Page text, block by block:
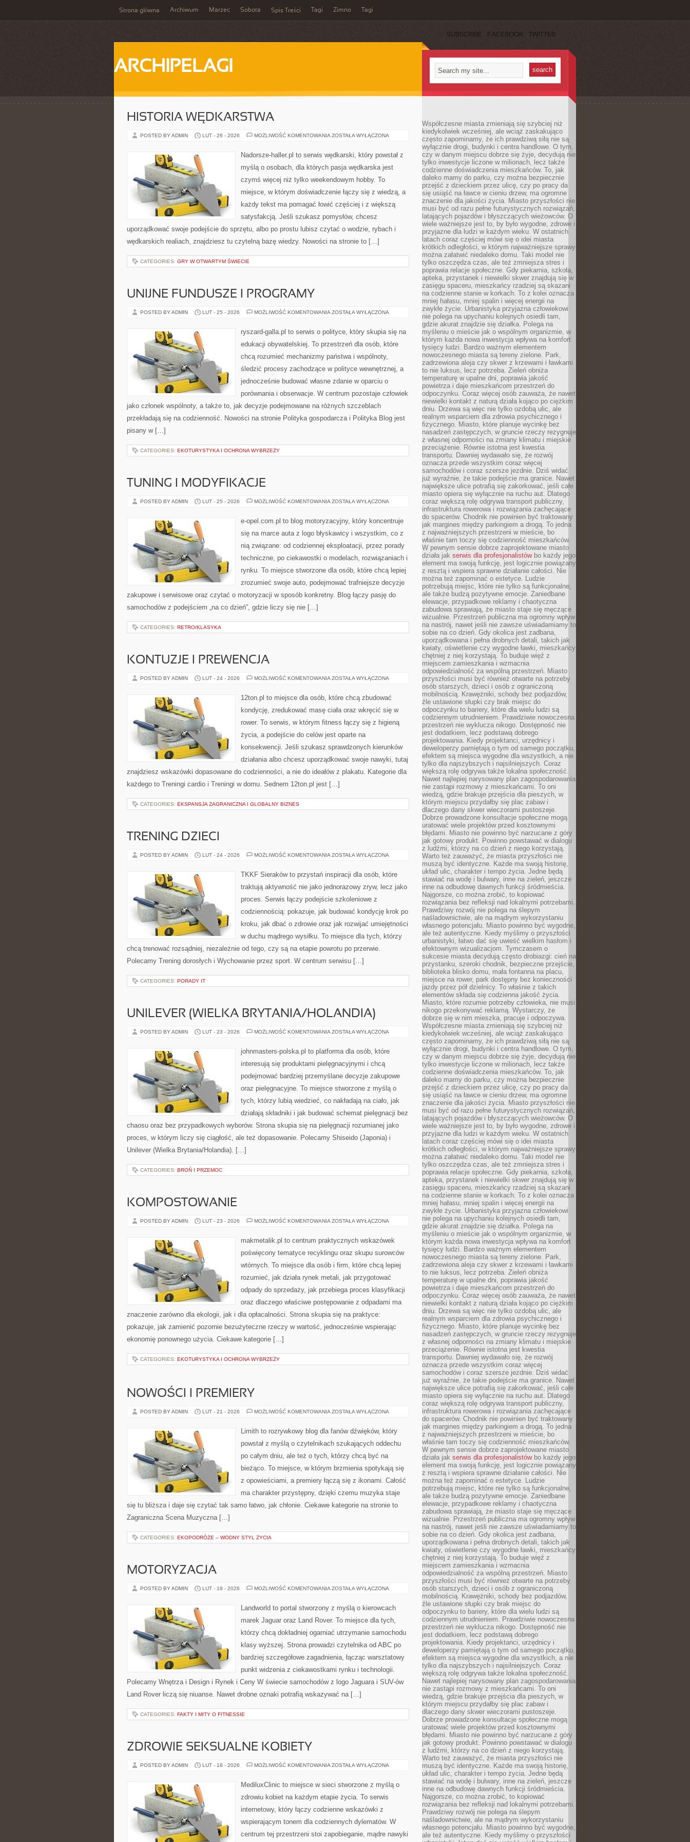
Strona główna Archiwum Marzec Sobota Spis Treści Tagi Zimno Tagi
SUBSCRIBE FACEBOOK TWITTER
ARCHIPELAGI
HISTORIA WĘDKARSTWA
POSTED BY ADMIN LUT - 26 - 2026 MOŻLIWOŚĆ KOMENTOWANIA HISTORIA
ZOSTAŁA WYŁĄCZONA
Nadorsze-haller.pl to serwis wędkarski, który powstał z
myślą o osobach, dla których pasja wędkarska jest
czymś więcej niż tylko weekendowym hobby. To
miejsce, w którym doświadczenie łączy się z wiedzą, a
każdy tekst ma pomagać łowić częściej i z większą
satysfakcją. Jeśli szukasz pomysłów, chcesz
uporządkować swoje podejście do sprzętu, albo po prostu lubisz czytać o wodzie, rybach i
wędkarskich realiach, znajdziesz tu czytelną bazę wiedzy. Nowości na stronie to […]
CATEGORIES: GRY W OTWARTYM ŚWIECIE
UNIJNE FUNDUSZE I PROGRAMY
POSTED BY ADMIN LUT - 25 - 2026 MOŻLIWOŚĆ KOMENTOWANIA UNIJNE
PROGRAMY
ZOSTAŁA WYŁĄCZONA
ryszard-galla.pl to serwis o polityce, który skupia się na
edukacji obywatelskiej. To przestrzeń dla osób, które
chcą rozumieć mechanizmy państwa i wspólnoty,
śledzić procesy zachodzące w polityce wewnętrznej, a
jednocześnie budować własne zdanie w oparciu o
porównania i obserwacje. W centrum pozostaje człowiek
jako członek wspólnoty, a także to, jak decyzje podejmowane na różnych szczeblach
przekładają się na codzienność. Nowości na stronie Polityka gospodarcza i Polityka Blog jest
pisany w […]
CATEGORIES: EKOTURYSTYKA I OCHRONA WYBRZEŻY
TUNING I MODYFIKACJE
POSTED BY ADMIN LUT - 25 - 2026 MOŻLIWOŚĆ KOMENTOWANIA TUNING
ZOSTAŁA WYŁĄCZONA
e-opel.com.pl to blog motoryzacyjny, który koncentruje
się na marce auta z logo błyskawicy i wszystkim, co z
nią związane: od codziennej eksploatacji, przez porady
techniczne, po ciekawostki o modelach, rozwiązaniach i
rynku. To miejsce stworzone dla osób, które chcą lepiej
zrozumieć swoje auto, podejmować trafniejsze decyzje
zakupowe i serwisowe oraz czytać o motoryzacji w sposób konkretny. Blog łączy pasję do
samochodów z podejściem „na co dzień”, gdzie liczy się nie […]
CATEGORIES: RETRO/KLASYKA
KONTUZJE I PREWENCJA
POSTED BY ADMIN LUT - 24 - 2026 MOŻLIWOŚĆ KOMENTOWANIA KONTUZJE
ZOSTAŁA WYŁĄCZONA
12ton.pl to miejsce dla osób, które chcą zbudować
kondycję, zredukować masę ciała oraz wkręcić się w
rower. To serwis, w którym fitness łączy się z higieną
życia, a podejście do celów jest oparte na
konsekwencji. Jeśli szukasz sprawdzonych kierunków
działania albo chcesz uporządkować swoje nawyki, tutaj
znajdziesz wskazówki dopasowane do codzienności, a nie do ideałów z plakatu. Kategorie dla
każdego to Treningi cardio i Treningi w domu. Sednem 12ton.pl jest […]
CATEGORIES: EKSPANSJA ZAGRANICZNA I GLOBALNY BIZNES
TRENING DZIECI
POSTED BY ADMIN LUT - 24 - 2026 MOŻLIWOŚĆ KOMENTOWANIA TRENING
ZOSTAŁA WYŁĄCZONA
TKKF Sieraków to przystań inspiracji dla osób, które
traktują aktywność nie jako jednorazowy zryw, lecz jako
proces. Serwis łączy podejście szkoleniowe z
codziennością: pokazuje, jak budować kondycję krok po
kroku, jak dbać o zdrowie oraz jak rozwijać umiejętności
w duchu mądrego wysiłku. To miejsce dla tych, którzy
chcą trenować rozsądniej, niezależnie od tego, czy są na etapie powrotu po przerwie.
Polecamy Trening dorosłych i Wychowanie przez sport. W centrum serwisu […]
CATEGORIES: PORADY IT
UNILEVER (WIELKA BRYTANIA/HOLANDIA)
POSTED BY ADMIN LUT - 23 - 2026 MOŻLIWOŚĆ KOMENTOWANIA UNILEVER
ZOSTAŁA WYŁĄCZONA
johnmasters-polska.pl to platforma dla osób, które
interesują się produktami pielęgnacyjnymi i chcą
podejmować bardziej przemyślane decyzje zakupowe
oraz pielęgnacyjne. To miejsce stworzone z myślą o
tych, którzy lubią wiedzieć, co nakładają na ciało, jak
działają składniki i jak budować schemat pielęgnacji bez
chaosu oraz bez przypadkowych wyborów. Strona skupia się na pielęgnacji rozumianej jako
proces, w którym liczy się ciągłość, ale też dopasowanie. Polecamy Shiseido (Japonia) i
Unilever (Wielka Brytania/Holandia). […]
CATEGORIES: BROŃ I PRZEMOC
KOMPOSTOWANIE
POSTED BY ADMIN LUT - 23 - 2026 MOŻLIWOŚĆ KOMENTOWANIA KOMPOSTOWANIE
ZOSTAŁA WYŁĄCZONA
makmetalik.pl to centrum praktycznych wskazówek
poświęcony tematyce recyklingu oraz skupu surowców
wtórnych. To miejsce dla osób i firm, które chcą lepiej
rozumieć, jak działa rynek metali, jak przygotować
odpady do sprzedaży, jak przebiega proces klasyfikacji
oraz dlaczego właściwe postępowanie z odpadami ma
znaczenie zarówno dla ekologii, jak i dla opłacalności. Strona skupia się na praktyce:
pokazuje, jak zamienić pozornie bezużyteczne rzeczy w wartość, jednocześnie wspierając
ekonomię ponownego użycia. Ciekawe kategorie […]
CATEGORIES: EKOTURYSTYKA I OCHRONA WYBRZEŻY
NOWOŚCI I PREMIERY
POSTED BY ADMIN LUT - 21 - 2026 MOŻLIWOŚĆ KOMENTOWANIA NOWOŚCI
ZOSTAŁA WYŁĄCZONA
Limith to rozrywkowy blog dla fanów dźwięków, który
powstał z myślą o czytelnikach szukających oddechu
po całym dniu, ale też o tych, którzy chcą być na
bieżąco. To miejsce, w którym brzmienia spotykają się
z opowieściami, a premiery łączą się z ikonami. Całość
ma charakter przystępny, dzięki czemu muzyka staje
się tu bliższa i daje się czytać tak samo łatwo, jak chłonie. Ciekawe kategorie na stronie to
Zagraniczna Scena Muzyczna […]
CATEGORIES: EKOPODRÓŻE – WODNY STYL ŻYCIA
MOTORYZACJA
POSTED BY ADMIN LUT - 19 - 2026 MOŻLIWOŚĆ KOMENTOWANIA MOTORYZACJA
ZOSTAŁA WYŁĄCZONA
Landworld to portal stworzony z myślą o kierowcach
marek Jaguar oraz Land Rover. To miejsce dla tych,
którzy chcą dokładniej ogarniać utrzymanie samochodu
klasy wyższej. Strona prowadzi czytelnika od ABC po
bardziej szczegółowe zagadnienia, łącząc warsztatowy
punkt widzenia z ciekawostkami rynku i technologii.
Polecamy Wnętrza i Design i Rynek i Ceny W świecie samochodów z logo Jaguara i SUV-ów
Land Rover liczą się niuanse. Nawet drobne oznaki potrafią wskazywać na […]
CATEGORIES: FAKTY I MITY O FITNESSIE
ZDROWIE SEKSUALNE KOBIETY
POSTED BY ADMIN LUT - 18 - 2026 MOŻLIWOŚĆ KOMENTOWANIA ZDROWIE
ZOSTAŁA WYŁĄCZONA
MediluxClinic to miejsce w sieci stworzone z myślą o
zdrowiu kobiet na każdym etapie życia. To serwis
internetowy, który łączy codzienne wskazówki z
wspierającym tonem dla codziennych dylematów. W
centrum tej przestrzeni stoi zapobieganie, mądre nawyki
Współczesne miasta zmieniają się szybciej niż
kiedykolwiek wcześniej, ale wciąż zaskakująco
często zapominamy, że ich prawdziwą siłą nie są
wyłącznie drogi, budynki i centra handlowe. O tym,
czy w danym miejscu dobrze się żyje, decydują nie
tylko inwestycje liczone w milionach, lecz także
codzienne doświadczenia mieszkańców. To, jak
daleko mamy do parku, czy można bezpiecznie
przejść z dzieckiem przez ulicę, czy po pracy da
się usiąść na ławce w cieniu drzew, ma ogromne
znaczenie dla jakości życia. Miasto przyszłości nie
musi być od razu pełne futurystycznych rozwiązań,
latających pojazdów i błyszczących wieżowców. O
wiele ważniejsze jest to, by było wygodne, zdrowe i
przyjazne dla ludzi w każdym wieku. W ostatnich
latach coraz częściej mówi się o idei miasta
krótkich odległości, w którym najważniejsze sprawy
można załatwić niedaleko domu. Taki model nie
tylko oszczędza czas, ale też zmniejsza stres i
poprawia relacje społeczne. Gdy piekarnia, szkoła,
apteka, przystanek i niewielki skwer znajdują się w
zasięgu spaceru, mieszkańcy rzadziej są skazani
na codzienne stanie w korkach. To z kolei oznacza
mniej hałasu, mniej spalin i więcej energii na
zwykłe życie. Urbanistyka przyjazna człowiekowi
nie polega na upychaniu kolejnych osiedli tam,
gdzie akurat znajdzie się działka. Polega na
myśleniu o mieście jak o wspólnym organizmie, w
którym każda nowa inwestycja wpływa na komfort
tysięcy ludzi. Bardzo ważnym elementem
nowoczesnego miasta są tereny zielone. Park,
zadrzewiona aleja czy skwer z krzewami i ławkami
to nie luksus, lecz potrzeba. Zieleń obniża
temperaturę w upalne dni, poprawia jakość
powietrza i daje mieszkańcom przestrzeń do
odpoczynku. Coraz więcej osób zauważa, że nawet
niewielki kontakt z naturą działa kojąco po ciężkim
dniu. Drzewa są więc nie tylko ozdobą ulic, ale
realnym wsparciem dla zdrowia psychicznego i
fizycznego. Miasto, które planuje wycinkę bez
nasadzeń zastępczych, w gruncie rzeczy rezygnuje
z własnej odporności na zmiany klimatu i miejskie
przeciążenie. Równie istotna jest kwestia
transportu. Dawniej wydawało się, że rozwój
oznacza przede wszystkim coraz więcej
samochodów i coraz szersze jezdnie. Dziś widać
już wyraźnie, że takie podejście ma granice. Nawet
największe ulice potrafią się zakorkować, jeśli całe
miasto opiera się wyłącznie na ruchu aut. Dlatego
coraz większą rolę odgrywa transport publiczny,
infrastruktura rowerowa i rozwiązania zachęcające
do spacerów. Chodnik nie powinien być traktowany
jak margines między parkingiem a drogą. To jedna
z najważniejszych przestrzeni w mieście, bo
właśnie tam toczy się codzienność mieszkańców.
W pewnym sensie dobrze zaprojektowane miasto
działa jak serwis dla profesjonalistówbo każdy jego
element ma swoją funkcję, jest logicznie powiązany
z resztą i wspiera sprawne działanie całości. Nie
można też zapominać o estetyce. Ludzie
potrzebują miejsc, które nie tylko są funkcjonalne,
ale także budzą pozytywne emocje. Zaniedbane
elewacje, przypadkowe reklamy i chaotyczna
zabudowa sprawiają, że miasto staje się męczące
wizualnie. Przestrzeń publiczna ma ogromny wpływ
na nastrój, nawet jeśli nie zawsze uświadamiamy to
sobie na co dzień. Gdy okolica jest zadbana,
uporządkowana i pełna drobnych detali, takich jak
kwiaty, oświetlenie czy wygodne ławki, mieszkańcy
chętniej z niej korzystają. To buduje więź z
miejscem zamieszkania i wzmacnia
odpowiedzialność za wspólną przestrzeń. Miasto
przyszłości musi być również otwarte na potrzeby
osób starszych, dzieci i osób z ograniczoną
mobilnością. Krawężniki, schody bez podjazdów,
źle ustawione słupki czy brak miejsc do
odpoczynku to bariery, które dla wielu ludzi są
codziennym utrudnieniem. Prawdziwie nowoczesna
przestrzeń nie wyklucza nikogo. Dostępność nie
jest dodatkiem, lecz podstawą dobrego
projektowania. Kiedy projektanci, urzędnicy i
deweloperzy pamiętają o tym od samego początku,
efektem są miejsca wygodne dla wszystkich, a nie
tylko dla najszybszych i najsilniejszych. Coraz
większą rolę odgrywa także lokalna społeczność.
Nawet najlepiej narysowany plan zagospodarowania
nie zastąpi rozmowy z mieszkańcami. To oni
wiedzą, gdzie brakuje przejścia dla pieszych, w
którym miejscu przydałby się plac zabaw i
dlaczego dany skwer wieczorami pustoszeje.
Dobrze prowadzone konsultacje społeczne mogą
uratować wiele projektów przed kosztownymi
błędami. Miasto nie powinno być narzucane z góry
jak gotowy produkt. Powinno powstawać w dialogu
z ludźmi, którzy na co dzień z niego korzystają.
Warto też zauważyć, że miasta przyszłości nie
muszą być identyczne. Każde ma swoją historię,
układ ulic, charakter i tempo życia. Jedne będą
stawiać na wodę i bulwary, inne na zieleń, jeszcze
inne na odbudowę dawnych funkcji śródmieścia.
Najgorsze, co można zrobić, to kopiować
rozwiązania bez refleksji nad lokalnymi potrzebami.
Prawdziwy rozwój nie polega na ślepym
naśladownictwie, ale na mądrym wykorzystaniu
własnego potencjału. Miasto powinno być wygodne,
ale też autentyczne. Kiedy myślimy o przyszłości
urbanistyki, łatwo dać się uwieść wielkim hasłom i
efektownym wizualizacjom. Tymczasem o
sukcesie miasta decydują często drobiazgi: cień na
przystanku, szeroki chodnik, bezpieczne przejście,
biblioteka blisko domu, mała fontanna na placu,
miejsce na rower, park dostępny bez konieczności
jazdy przez pół dzielnicy. To właśnie z takich
elementów składa się codzienna jakość życia.
Miasto, które rozumie potrzeby człowieka, nie musi
nikogo przekonywać reklamą. Wystarczy, że
dobrze się w nim mieszka, pracuje i odpoczywa.
Współczesne miasta zmieniają się szybciej niż
kiedykolwiek wcześniej, ale wciąż zaskakująco
często zapominamy, że ich prawdziwą siłą nie są
wyłącznie drogi, budynki i centra handlowe. O tym,
czy w danym miejscu dobrze się żyje, decydują nie
tylko inwestycje liczone w milionach, lecz także
codzienne doświadczenia mieszkańców. To, jak
daleko mamy do parku, czy można bezpiecznie
przejść z dzieckiem przez ulicę, czy po pracy da
się usiąść na ławce w cieniu drzew, ma ogromne
znaczenie dla jakości życia. Miasto przyszłości nie
musi być od razu pełne futurystycznych rozwiązań,
latających pojazdów i błyszczących wieżowców. O
wiele ważniejsze jest to, by było wygodne, zdrowe i
przyjazne dla ludzi w każdym wieku. W ostatnich
latach coraz częściej mówi się o idei miasta
krótkich odległości, w którym najważniejsze sprawy
można załatwić niedaleko domu. Taki model nie
tylko oszczędza czas, ale też zmniejsza stres i
poprawia relacje społeczne. Gdy piekarnia, szkoła,
apteka, przystanek i niewielki skwer znajdują się w
zasięgu spaceru, mieszkańcy rzadziej są skazani
na codzienne stanie w korkach. To z kolei oznacza
mniej hałasu, mniej spalin i więcej energii na
zwykłe życie. Urbanistyka przyjazna człowiekowi
nie polega na upychaniu kolejnych osiedli tam,
gdzie akurat znajdzie się działka. Polega na
myśleniu o mieście jak o wspólnym organizmie, w
którym każda nowa inwestycja wpływa na komfort
tysięcy ludzi. Bardzo ważnym elementem
nowoczesnego miasta są tereny zielone. Park,
zadrzewiona aleja czy skwer z krzewami i ławkami
to nie luksus, lecz potrzeba. Zieleń obniża
temperaturę w upalne dni, poprawia jakość
powietrza i daje mieszkańcom przestrzeń do
odpoczynku. Coraz więcej osób zauważa, że nawet
niewielki kontakt z naturą działa kojąco po ciężkim
dniu. Drzewa są więc nie tylko ozdobą ulic, ale
realnym wsparciem dla zdrowia psychicznego i
fizycznego. Miasto, które planuje wycinkę bez
nasadzeń zastępczych, w gruncie rzeczy rezygnuje
z własnej odporności na zmiany klimatu i miejskie
przeciążenie. Równie istotna jest kwestia
transportu. Dawniej wydawało się, że rozwój
oznacza przede wszystkim coraz więcej
samochodów i coraz szersze jezdnie. Dziś widać
już wyraźnie, że takie podejście ma granice. Nawet
największe ulice potrafią się zakorkować, jeśli całe
miasto opiera się wyłącznie na ruchu aut. Dlatego
coraz większą rolę odgrywa transport publiczny,
infrastruktura rowerowa i rozwiązania zachęcające
do spacerów. Chodnik nie powinien być traktowany
jak margines między parkingiem a drogą. To jedna
z najważniejszych przestrzeni w mieście, bo
właśnie tam toczy się codzienność mieszkańców.
W pewnym sensie dobrze zaprojektowane miasto
działa jak serwis dla profesjonalistówbo każdy jego
element ma swoją funkcję, jest logicznie powiązany
z resztą i wspiera sprawne działanie całości. Nie
można też zapominać o estetyce. Ludzie
potrzebują miejsc, które nie tylko są funkcjonalne,
ale także budzą pozytywne emocje. Zaniedbane
elewacje, przypadkowe reklamy i chaotyczna
zabudowa sprawiają, że miasto staje się męczące
wizualnie. Przestrzeń publiczna ma ogromny wpływ
na nastrój, nawet jeśli nie zawsze uświadamiamy to
sobie na co dzień. Gdy okolica jest zadbana,
uporządkowana i pełna drobnych detali, takich jak
kwiaty, oświetlenie czy wygodne ławki, mieszkańcy
chętniej z niej korzystają. To buduje więź z
miejscem zamieszkania i wzmacnia
odpowiedzialność za wspólną przestrzeń. Miasto
przyszłości musi być również otwarte na potrzeby
osób starszych, dzieci i osób z ograniczoną
mobilnością. Krawężniki, schody bez podjazdów,
źle ustawione słupki czy brak miejsc do
odpoczynku to bariery, które dla wielu ludzi są
codziennym utrudnieniem. Prawdziwie nowoczesna
przestrzeń nie wyklucza nikogo. Dostępność nie
jest dodatkiem, lecz podstawą dobrego
projektowania. Kiedy projektanci, urzędnicy i
deweloperzy pamiętają o tym od samego początku,
efektem są miejsca wygodne dla wszystkich, a nie
tylko dla najszybszych i najsilniejszych. Coraz
większą rolę odgrywa także lokalna społeczność.
Nawet najlepiej narysowany plan zagospodarowania
nie zastąpi rozmowy z mieszkańcami. To oni
wiedzą, gdzie brakuje przejścia dla pieszych, w
którym miejscu przydałby się plac zabaw i
dlaczego dany skwer wieczorami pustoszeje.
Dobrze prowadzone konsultacje społeczne mogą
uratować wiele projektów przed kosztownymi
błędami. Miasto nie powinno być narzucane z góry
jak gotowy produkt. Powinno powstawać w dialogu
z ludźmi, którzy na co dzień z niego korzystają.
Warto też zauważyć, że miasta przyszłości nie
muszą być identyczne. Każde ma swoją historię,
układ ulic, charakter i tempo życia. Jedne będą
stawiać na wodę i bulwary, inne na zieleń, jeszcze
inne na odbudowę dawnych funkcji śródmieścia.
Najgorsze, co można zrobić, to kopiować
rozwiązania bez refleksji nad lokalnymi potrzebami.
Prawdziwy rozwój nie polega na ślepym
naśladownictwie, ale na mądrym wykorzystaniu
własnego potencjału. Miasto powinno być wygodne,
ale też autentyczne. Kiedy myślimy o przyszłości